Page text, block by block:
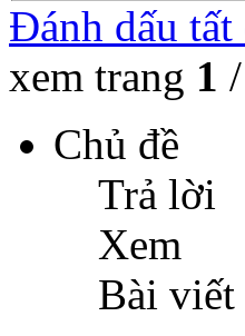
Đánh dấu tất
xem trang 1 /
Chủ đề
Trả lời
Xem
Bài